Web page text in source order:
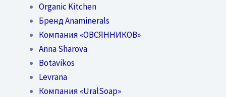
Organic Kitchen
Бренд Anaminerals
Компания «ОВСЯННИКОВ»
Anna Sharova
Botavikos
Levrana
Компания «UralSoap»